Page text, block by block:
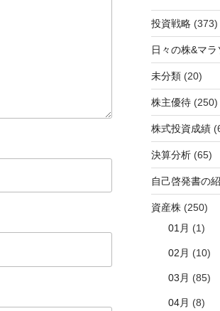
投資戦略(373)
日々の株&マ
未分類(20)
株主優待(250)
株式投資成績
決算分析(65)
自己啓発書の
資産株(250)
01月 (1)
02月 (10)
03月 (85)
04月 (8)